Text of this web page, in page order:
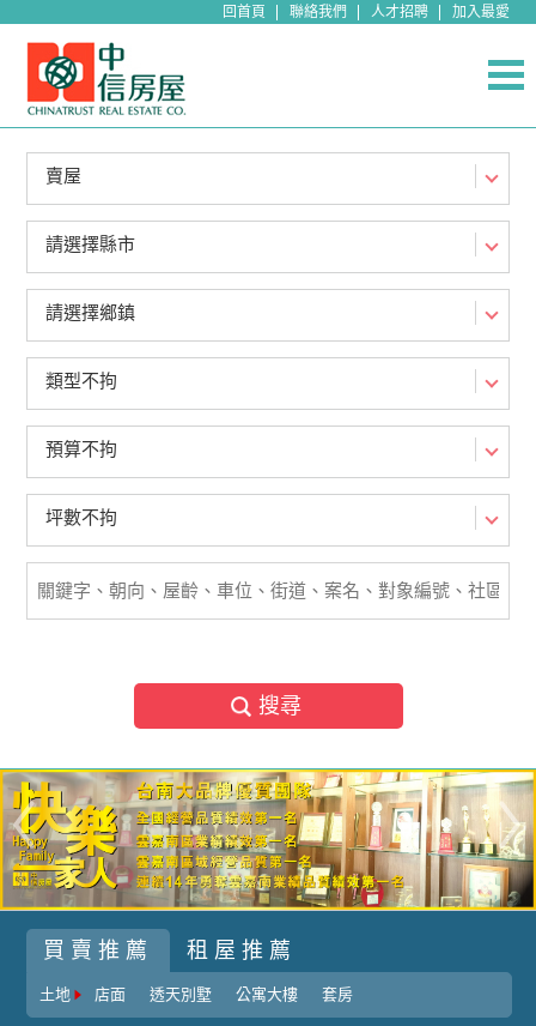
回首頁 聯絡我們 人才招聘 加入最愛
賣屋
請選擇縣市
請選擇鄉鎮
類型不拘
預算不拘
坪數不拘
搜尋
買賣推薦 租屋推薦
土地 店面 透天別墅 公寓大樓 套房